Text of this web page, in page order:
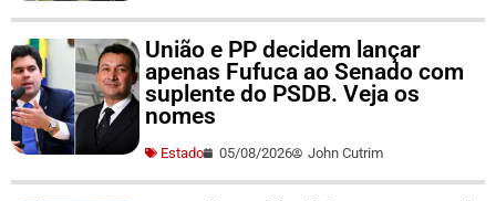
União e PP decidem lançar
apenas Fufuca ao Senado com
suplente do PSDB. Veja os
nomes
Estado 05/08/2026 John Cutrim